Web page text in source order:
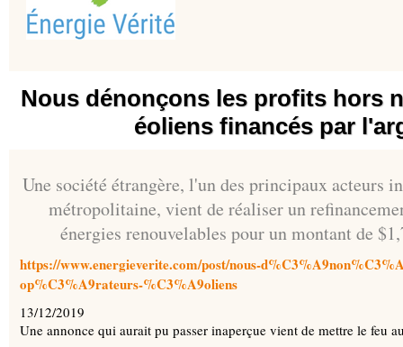
Nous dénonçons les profits hors
éoliens financés par
Une société étrangère, l'un des principaux acteurs
métropolitaine, vient de réaliser un
énergies renouvelables pour un montant de
https://www.energieverite.com/post/nous-
op%C3%A9rateurs-%C3%A9oliens
13/12/2019
Une annonce qui aurait pu passer inaperçue vient de mettre le feu